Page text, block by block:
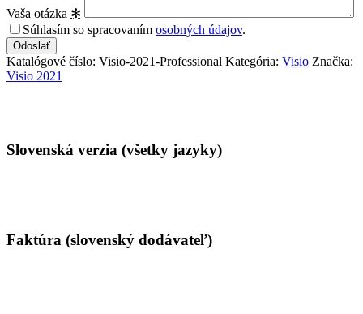
Vaša otázka ✻
Súhlasím so spracovaním osobných údajov.
Katalógové číslo: Visio-2021-Professional Kategória: Visio Značka:
Visio 2021
Slovenská verzia (všetky jazyky)
Faktúra (slovenský dodávateľ)